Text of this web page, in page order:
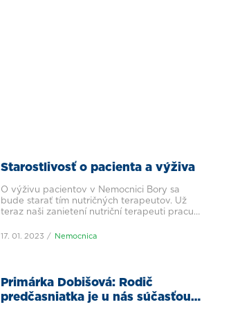
Starostlivosť o pacienta a výživa
O výživu pacientov v Nemocnici Bory sa
bude starať tím nutričných terapeutov. Už
teraz naši zanietení nutriční terapeuti pracujú
17. 01. 2023 Nemocnica
Primárka Dobišová: Rodič
predčasniatka je u nás súčasťou